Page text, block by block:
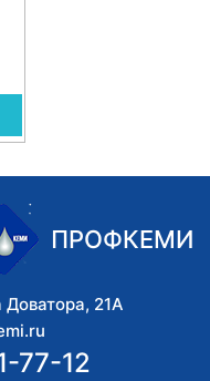
ПРОФКЕМИ
Доватора, 21А
77-12